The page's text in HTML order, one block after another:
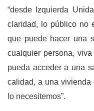
“desde Izquierda
claridad, lo público no
que puede hacer una
cualquier persona,
pueda acceder a una
calidad, a una vivienda
lo necesitemos”.